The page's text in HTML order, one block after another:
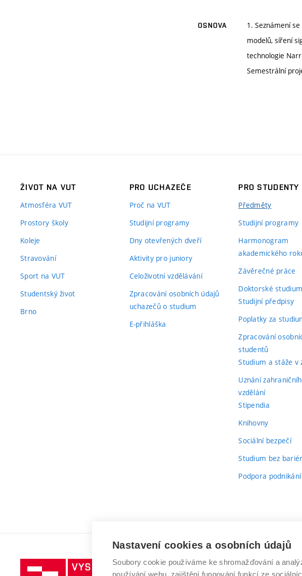
OSNOVA
1. Seznámení
modelů, síření
technologie
Semestrální
ŽIVOT NA VUT
Atmosféra VUT
Prostory školy
Koleje
Stravování
Sport na VUT
Studentský život
Brno
PRO UCHAZEČE
Proč na VUT
Studijní programy
Dny otevřených dveří
Aktivity pro juniory
Celoživotní vzdělávání
Zpracování osobních údajů
uchazečů o studium
E-přihláška
PRO STUDENTY
Předměty
Studijní programy
Harmonogram
akademického
Závěrečné práce
Doktorské studium
Studijní předpisy
Poplatky za
Zpracování
studentů
Studium a stáže v
Uznání
vzdělání
Stipendia
Knihovny(externí
Sociální bezpečí
Studium bez bariér
Podpora podnikání
Vysoké
VYSOKÉ UČENÍ
Nastavení cookies a osobních údajů
Soubory cookie používáme ke shromažďování a
používání webu, zajištění fungování funkcí ze